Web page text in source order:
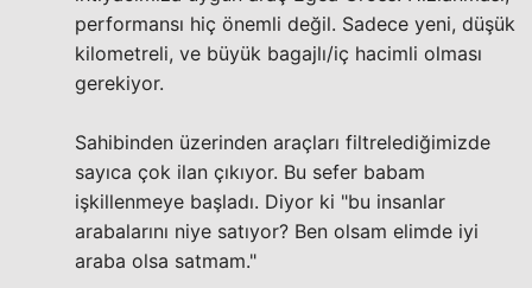
performansı hiç önemli değil. Sadece yeni, düşük
kilometreli, ve büyük bagajlı/iç hacimli olması
gerekiyor.
Sahibinden üzerinden araçları filtrelediğimizde
sayıca çok ilan çıkıyor. Bu sefer babam
işkillenmeye başladı. Diyor ki "bu insanlar
arabalarını niye satıyor? Ben olsam elimde iyi
araba olsa satmam."